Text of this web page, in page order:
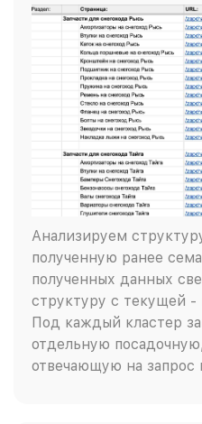
Анализируем
полученную ранее
полученных данных
структуру с текущей
Под каждый кластер
отдельную
отвечающую на запрос